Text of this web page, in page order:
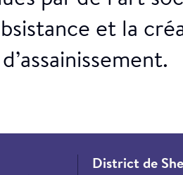
et la
d’assainissement.
District de